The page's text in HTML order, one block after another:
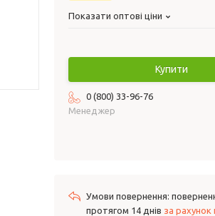
Показати оптові ціни
Купити
0 (800) 33-96-76
Менеджер
протягом 14 днів за рахунок